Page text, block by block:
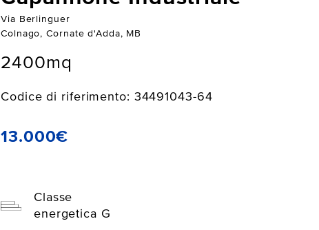
Via Berlinguer
Colnago, Cornate d'Adda, MB
2400mq
Codice di riferimento: 34491043-64
13.000€
Classe
energetica G